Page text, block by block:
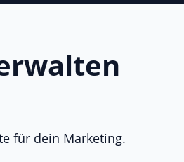
für dein Marketing.